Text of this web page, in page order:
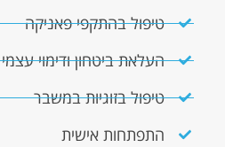
טיפול בהתקפי פאניקה
העלאת ביטחון ודימוי עצמי
טיפול בזוגיות במשבר
התפתחות אישית